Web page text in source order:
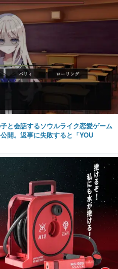
と会話するソウルライク恋愛ゲーム
開。返事に失敗すると「YOU